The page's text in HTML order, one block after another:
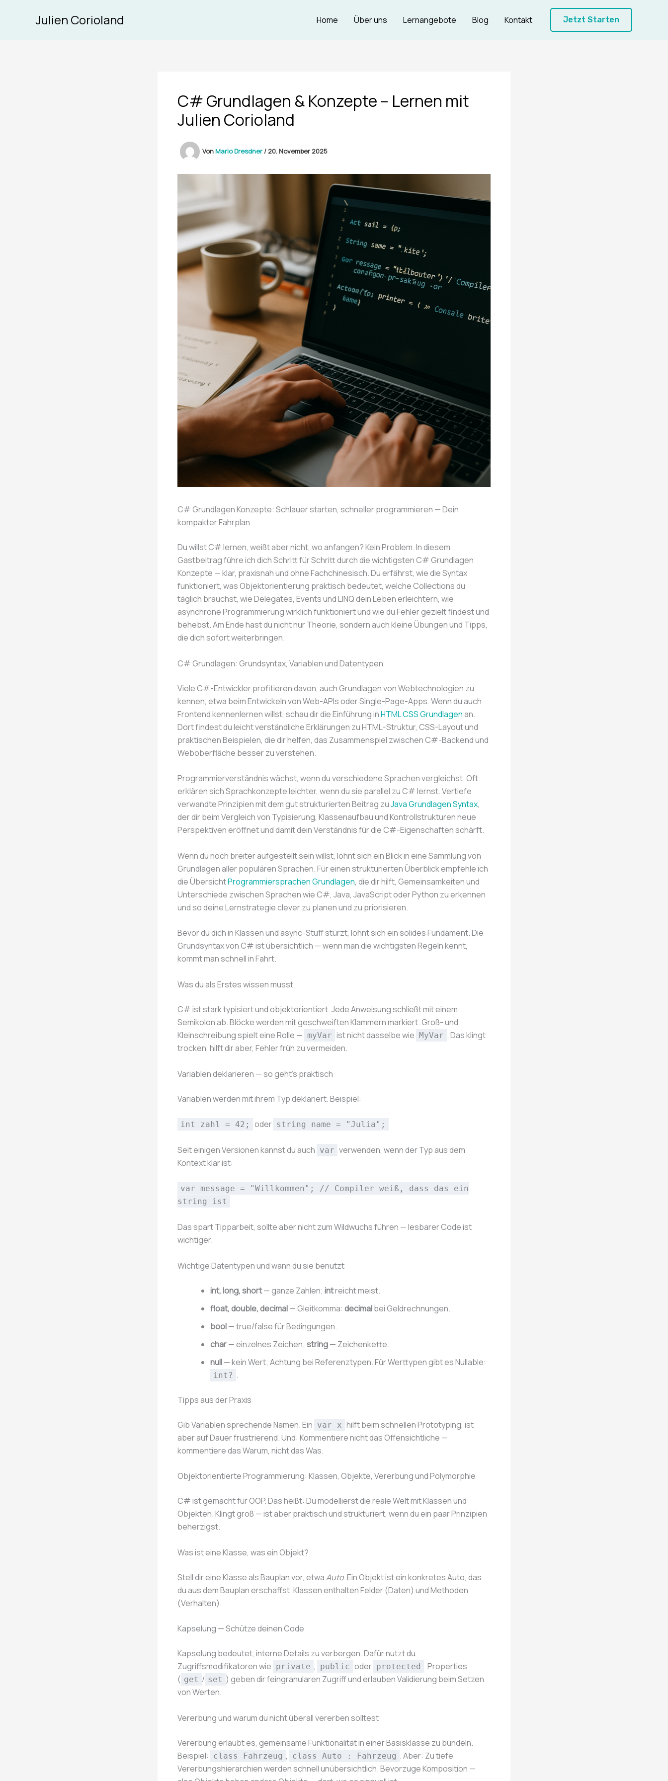
Julien Corioland Home Über uns Lernangebote Blog Kontakt Jetzt Starten
C# Grundlagen & Konzepte – Lernen mit
Julien Corioland
VonMario Dresdner / 20. November 2025
C# Grundlagen Konzepte: Schlauer starten, schneller programmieren — Dein
kompakter Fahrplan
Du willst C# lernen, weißt aber nicht, wo anfangen? Kein Problem. In diesem
Gastbeitrag führe ich dich Schritt für Schritt durch die wichtigsten C# Grundlagen
Konzepte — klar, praxisnah und ohne Fachchinesisch. Du erfährst, wie die Syntax
funktioniert, was Objektorientierung praktisch bedeutet, welche Collections du
täglich brauchst, wie Delegates, Events und LINQ dein Leben erleichtern, wie
asynchrone Programmierung wirklich funktioniert und wie du Fehler gezielt findest und
behebst. Am Ende hast du nicht nur Theorie, sondern auch kleine Übungen und Tipps,
die dich sofort weiterbringen.
C# Grundlagen: Grundsyntax, Variablen und Datentypen
Viele C#-Entwickler profitieren davon, auch Grundlagen von Webtechnologien zu
kennen, etwa beim Entwickeln von Web-APIs oder Single-Page-Apps. Wenn du auch
Frontend kennenlernen willst, schau dir die Einführung inHTML CSS Grundlagenan.
Dort findest du leicht verständliche Erklärungen zu HTML-Struktur, CSS-Layout und
praktischen Beispielen, die dir helfen, das Zusammenspiel zwischen C#-Backend und
Weboberfläche besser zu verstehen.
Programmierverständnis wächst, wenn du verschiedene Sprachen vergleichst. Oft
erklären sich Sprachkonzepte leichter, wenn du sie parallel zu C# lernst. Vertiefe
verwandte Prinzipien mit dem gut strukturierten Beitrag zuJava Grundlagen Syntax,
der dir beim Vergleich von Typisierung, Klassenaufbau und Kontrollstrukturen neue
Perspektiven eröffnet und damit dein Verständnis für die C#-Eigenschaften schärft.
Wenn du noch breiter aufgestellt sein willst, lohnt sich ein Blick in eine Sammlung von
Grundlagen aller populären Sprachen. Für einen strukturierten Überblick empfehle ich
die ÜbersichtProgrammiersprachen Grundlagen, die dir hilft, Gemeinsamkeiten und
Unterschiede zwischen Sprachen wie C#, Java, JavaScript oder Python zu erkennen
und so deine Lernstrategie clever zu planen und zu priorisieren.
Bevor du dich in Klassen und async-Stuff stürzt, lohnt sich ein solides Fundament. Die
Grundsyntax von C# ist übersichtlich — wenn man die wichtigsten Regeln kennt,
kommt man schnell in Fahrt.
Was du als Erstes wissen musst
C# ist stark typisiert und objektorientiert. Jede Anweisung schließt mit einem
Semikolon ab. Blöcke werden mit geschweiften Klammern markiert. Groß- und
Kleinschreibung spielt eine Rolle — myVar ist nicht dasselbe wie MyVar . Das klingt
trocken, hilft dir aber, Fehler früh zu vermeiden.
Variablen deklarieren — so geht’s praktisch
Variablen werden mit ihrem Typ deklariert. Beispiel:
int zahl = 42; oder string name = "Julia";
Seit einigen Versionen kannst du auch var verwenden, wenn der Typ aus dem
Kontext klar ist:
var message = "Willkommen"; // Compiler weiß, dass das ein
string ist
Das spart Tipparbeit, sollte aber nicht zum Wildwuchs führen — lesbarer Code ist
wichtiger.
Wichtige Datentypen und wann du sie benutzt
int, long, short— ganze Zahlen; intreicht meist.
float, double, decimal— Gleitkomma: decimalbei Geldrechnungen.
bool— true/false für Bedingungen.
char— einzelnes Zeichen; string— Zeichenkette.
null— kein Wert; Achtung bei Referenztypen. Für Werttypen gibt es Nullable:
int? .
Tipps aus der Praxis
Gib Variablen sprechende Namen. Ein var x hilft beim schnellen Prototyping, ist
aber auf Dauer frustrierend. Und: Kommentiere nicht das Offensichtliche —
kommentiere das Warum, nicht das Was.
Objektorientierte Programmierung: Klassen, Objekte, Vererbung und Polymorphie
C# ist gemacht für OOP. Das heißt: Du modellierst die reale Welt mit Klassen und
Objekten. Klingt groß — ist aber praktisch und strukturiert, wenn du ein paar Prinzipien
beherzigst.
Was ist eine Klasse, was ein Objekt?
Stell dir eine Klasse als Bauplan vor, etwaAuto. Ein Objekt ist ein konkretes Auto, das
du aus dem Bauplan erschaffst. Klassen enthalten Felder (Daten) und Methoden
(Verhalten).
Kapselung — Schütze deinen Code
Kapselung bedeutet, interne Details zu verbergen. Dafür nutzt du
Zugriffsmodifikatoren wie private , public oder protected . Properties
( get / set ) geben dir feingranularen Zugriff und erlauben Validierung beim Setzen
von Werten.
Vererbung und warum du nicht überall vererben solltest
Vererbung erlaubt es, gemeinsame Funktionalität in einer Basisklasse zu bündeln.
Beispiel:
class Fahrzeug , class Auto : Fahrzeug . Aber: Zu tiefe
Vererbungshierarchien werden schnell unübersichtlich. Bevorzuge Komposition —